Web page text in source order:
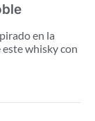
en la
whisky con